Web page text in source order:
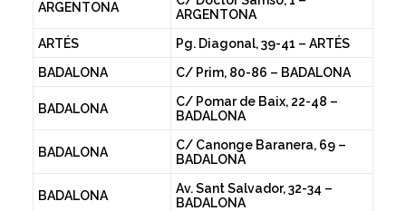
ARGENTONA
ARGENTONA
ARTÉS
Pg. Diagonal, 39-41 – ARTÉS
BADALONA
C/ Prim, 80-86 – BADALONA
BADALONA
C/ Pomar de Baix, 22-48 –
BADALONA
BADALONA
C/ Canonge Baranera, 69 –
BADALONA
BADALONA
Av. Sant Salvador, 32-34 –
BADALONA